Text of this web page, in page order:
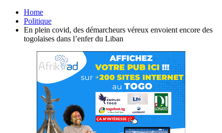
Home
Politique
En plein covid, des démarcheurs véreux envoient encore des
togolaises dans l’enfer du Liban